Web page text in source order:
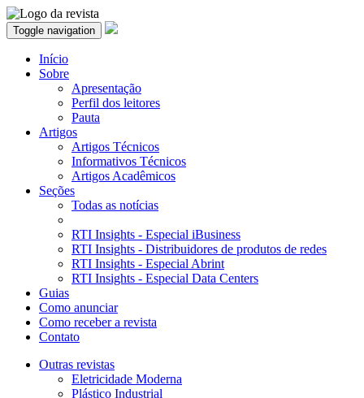
Toggle navigation
Início
Sobre
Apresentação
Perfil dos leitores
Pauta
Artigos
Artigos Técnicos
Informativos Técnicos
Artigos Acadêmicos
Seções
Todas as notícias
RTI Insights - Especial iBusiness
RTI Insights - Distribuidores de produtos de redes
RTI Insights - Especial Abrint
RTI Insights - Especial Data Centers
Guias
Como anunciar
Como receber a revista
Contato
Outras revistas
Eletricidade Moderna
Plástico Industrial